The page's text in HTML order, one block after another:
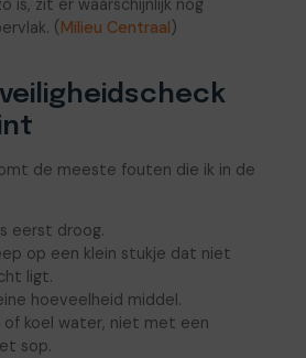
is, zit er waarschijnlijk nog
(Milieu Centraal)
de meeste fouten die ik in de
eerst droog.
op een klein stukje dat niet
ligt.
hoeveelheid middel.
of koel water, niet met een
sop.